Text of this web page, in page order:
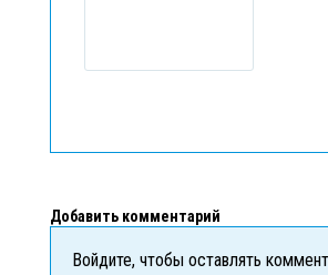
Добавить комментарий
Войдите, чтобы оставлять